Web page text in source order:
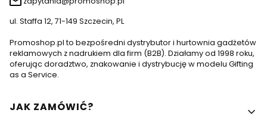
ul. Staffa 12, 71-149 Szczecin, PL
Promoshop.pl to bezpośredni dystrybutor i hurtownia gadżetów
reklamowych z nadrukiem dla firm (B2B). Działamy od 1998 roku,
oferując doradztwo, znakowanie i dystrybucję w modelu Gifting
as a Service.
Linki w stopce
JAK ZAMÓWIĆ?